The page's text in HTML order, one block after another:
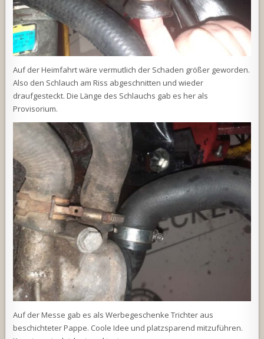
Auf der Heimfahrt wäre vermutlich der Schaden größer geworden.
Also den Schlauch am Riss abgeschnitten und wieder
draufgesteckt. Die Länge des Schlauchs gab es her als
Provisorium.
Auf der Messe gab es als Werbegeschenke Trichter aus
beschichteter Pappe. Coole Idee und platzsparend mitzuführen.